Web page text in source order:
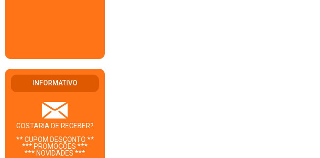
INFORMATIVO
GOSTARIA DE RECEBER?
** CUPOM DESCONTO **
*** PROMOÇÕES ***
*** NOVIDADES ***